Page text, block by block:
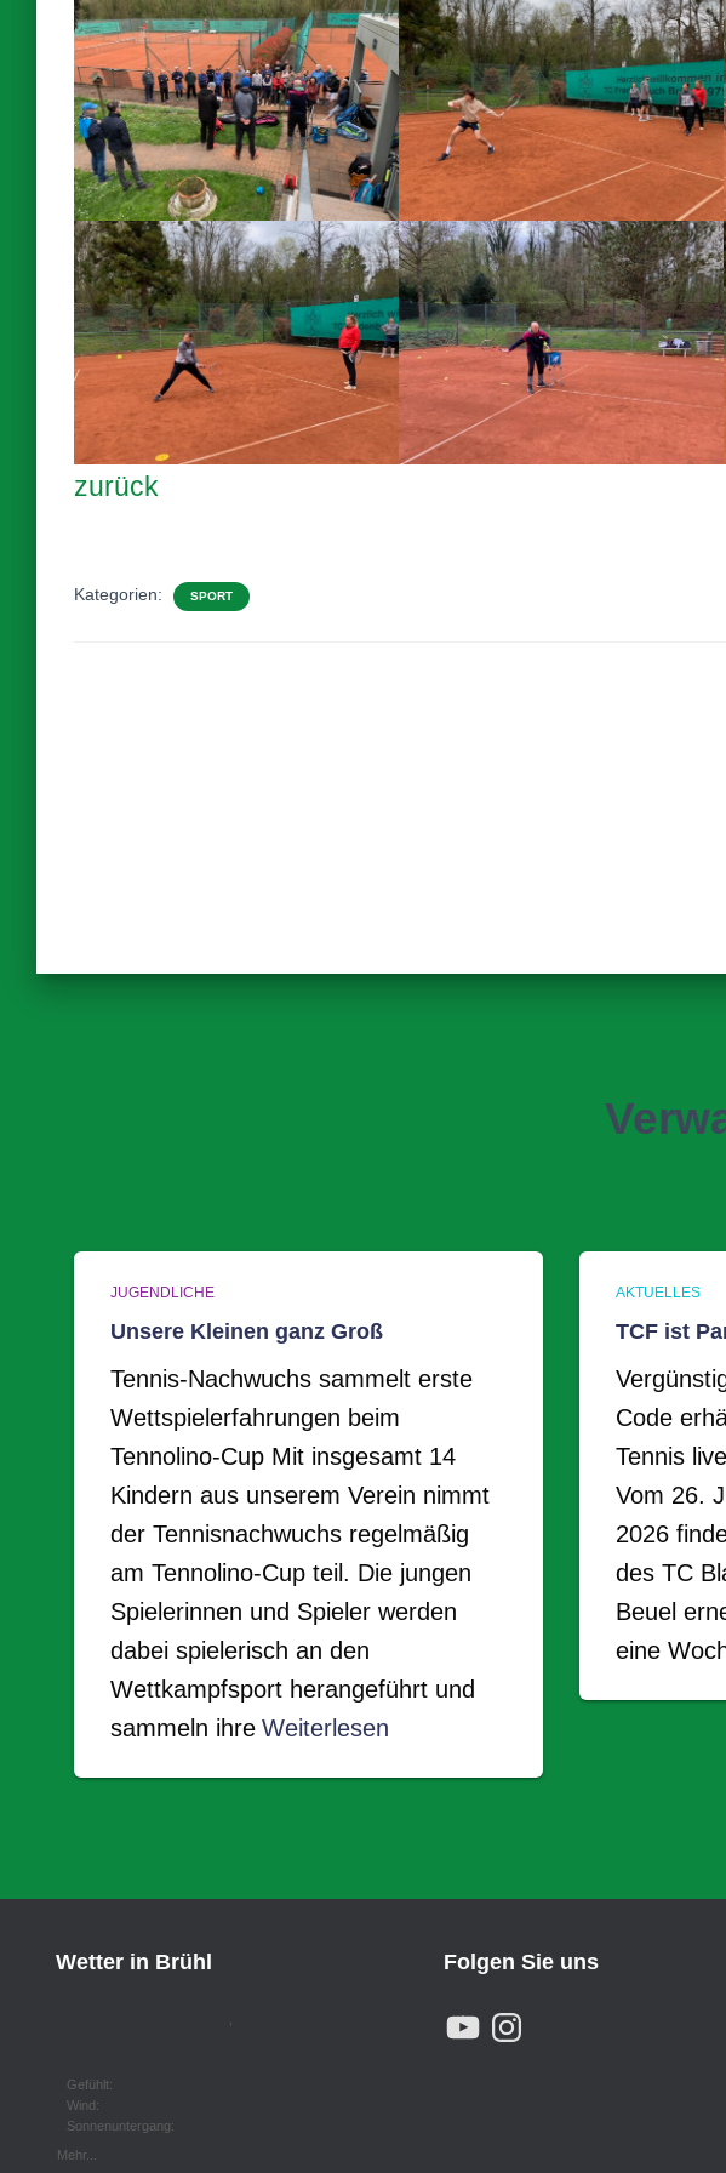
zurück
Kategorien: SPORT
JUGENDLICHE
Unsere Kleinen ganz Groß
Tennis-Nachwuchs sammelt erste
Wettspielerfahrungen beim
Tennolino-Cup Mit insgesamt 14
Kindern aus unserem Verein nimmt
der Tennisnachwuchs regelmäßig
am Tennolino-Cup teil. Die jungen
Spielerinnen und Spieler werden
dabei spielerisch an den
Wettkampfsport herangeführt und
sammeln ihre Weiterlesen
AKTUELLES
TCF ist
Code
Tennis
Vom 26.
2026
des TC
Beuel
eine
Wetter in Brühl
,
Gefühlt:
Wind:
Sonnenuntergang:
Mehr...
Folgen Sie uns
Y
O
N